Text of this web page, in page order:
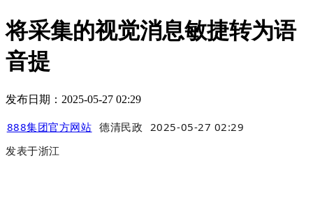
将采集的视觉消息敏捷转为语
音提
发布日期：2025-05-27 02:29
888集团官方网站 德清民政 2025-05-27 02:29
发表于浙江